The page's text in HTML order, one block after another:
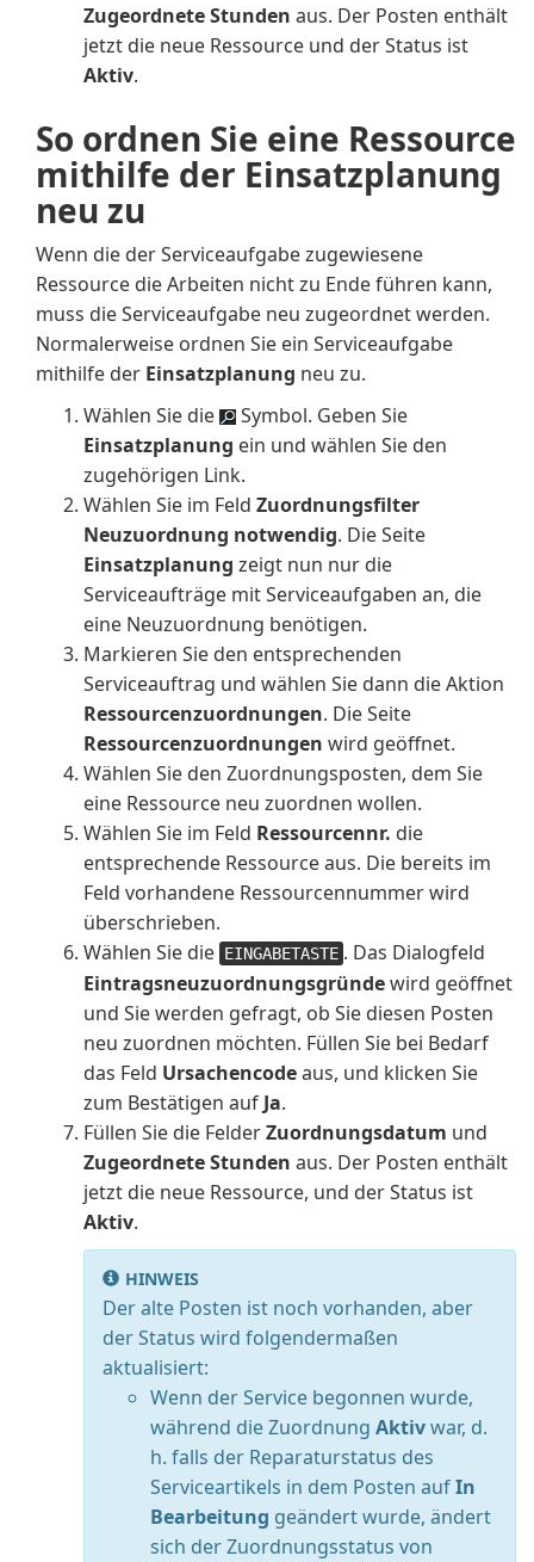
Zugeordnete Stunden aus. Der Posten enthält
jetzt die neue Ressource und der Status ist
Aktiv.
So ordnen Sie eine Ressource
mithilfe der Einsatzplanung
neu zu
Wenn die der Serviceaufgabe zugewiesene
Ressource die Arbeiten nicht zu Ende führen kann,
muss die Serviceaufgabe neu zugeordnet werden.
Normalerweise ordnen Sie ein Serviceaufgabe
mithilfe der Einsatzplanung neu zu.
Wählen Sie die
Symbol. Geben Sie
Einsatzplanung ein und wählen Sie den
zugehörigen Link.
Wählen Sie im Feld Zuordnungsfilter
Neuzuordnung notwendig. Die Seite
Einsatzplanung zeigt nun nur die
Serviceaufträge mit Serviceaufgaben an, die
eine Neuzuordnung benötigen.
Markieren Sie den entsprechenden
Serviceauftrag und wählen Sie dann die Aktion
Ressourcenzuordnungen. Die Seite
Ressourcenzuordnungen wird geöffnet.
Wählen Sie den Zuordnungsposten, dem Sie
eine Ressource neu zuordnen wollen.
Wählen Sie im Feld Ressourcennr. die
entsprechende Ressource aus. Die bereits im
Feld vorhandene Ressourcennummer wird
überschrieben.
Wählen Sie die EINGABETASTE . Das Dialogfeld
Eintragsneuzuordnungsgründewird geöffnet
und Sie werden gefragt, ob Sie diesen Posten
neu zuordnen möchten. Füllen Sie bei Bedarf
das Feld Ursachencodeaus, und klicken Sie
zum Bestätigen auf Ja.
Füllen Sie die FelderZuordnungsdatum und
Zugeordnete Stunden aus. Der Posten enthält
jetzt die neue Ressource, und der Status ist
Aktiv.
HINWEIS
Der alte Posten ist noch vorhanden, aber
der Status wird folgendermaßen
aktualisiert:
Wenn der Service begonnen wurde,
während die Zuordnung Aktivwar, d.
h. falls der Reparaturstatus des
Serviceartikels in dem Posten aufIn
Bearbeitung geändert wurde, ändert
sich der Zuordnungsstatus von